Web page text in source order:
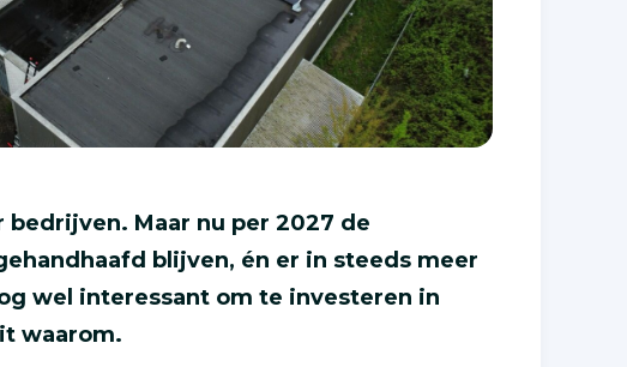
Maar nu per 2027 de
blijven, én er in steeds meer
wel interessant om te investeren in
waarom.